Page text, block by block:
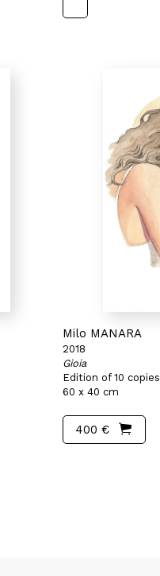
Milo MANARA
2018
Gioia
Edition of 10 copies
60 x 40 cm
400 €